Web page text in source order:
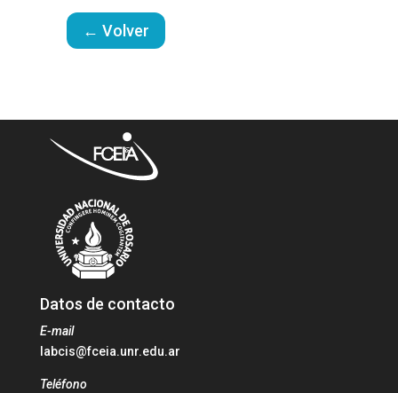
← Volver
Datos de contacto
E-mail
labcis@fceia.unr.edu.ar
Teléfono